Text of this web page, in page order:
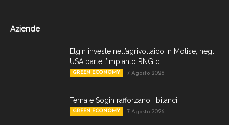
Aziende
Elgin investe nell’agrivoltaico in Molise, negli
USA parte l’impianto RNG di...
GREEN ECONOMY 7 Agosto 2026
Terna e Sogin rafforzano i bilanci
GREEN ECONOMY 7 Agosto 2026